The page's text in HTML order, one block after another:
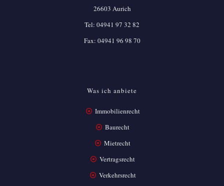
26603 Aurich
Tel: 04941 97 32 82
Fax: 04941 96 98 70
Was ich anbiete
Immobilienrecht
Baurecht
Mietrecht
Vertragsrecht
Verkehrsrecht